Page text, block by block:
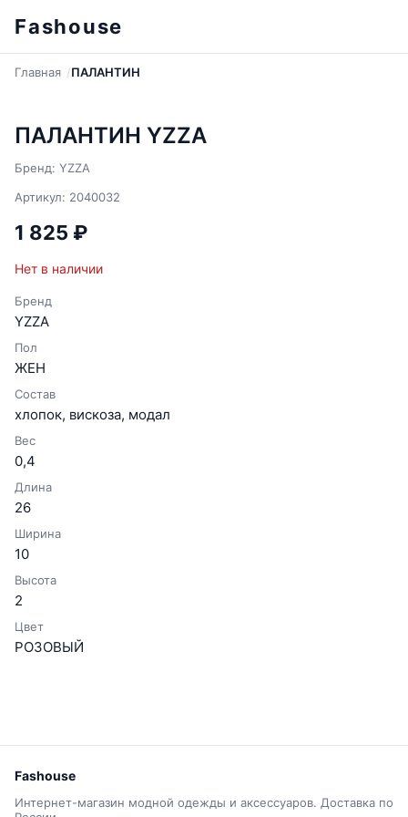
Fashouse
Главная ПАЛАНТИН
ПАЛАНТИН YZZA
Бренд: YZZA
Артикул: 2040032
1 825 ₽
Нет в наличии
Бренд
YZZA
Пол
ЖЕН
Состав
хлопок, вискоза, модал
Вес
0,4
Длина
26
Ширина
10
Высота
2
Цвет
РОЗОВЫЙ
Fashouse
Интернет-магазин модной одежды и аксессуаров. Доставка по